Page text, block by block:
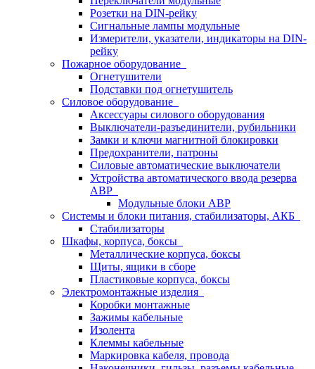
Розетки на DIN-рейку
Сигнальные лампы модульные
Измерители, указатели, индикаторы на DIN-
рейку
Пожарное оборудование
Огнетушители
Подставки под огнетушитель
Силовое оборудование
Аксессуары силового оборудования
Выключатели-разъединители, рубильники
Замки и ключи магнитной блокировки
Предохранители, патроны
Силовые автоматические выключатели
Устройства автоматического ввода резерва
АВР
Модульные блоки АВР
Системы и блоки питания, стабилизаторы, АКБ
Стабилизаторы
Шкафы, корпуса, боксы
Металлические корпуса, боксы
Щиты, ящики в сборе
Пластиковые корпуса, боксы
Электромонтажные изделия
Коробки монтажные
Зажимы кабельные
Изолента
Клеммы кабельные
Маркировка кабеля, провода